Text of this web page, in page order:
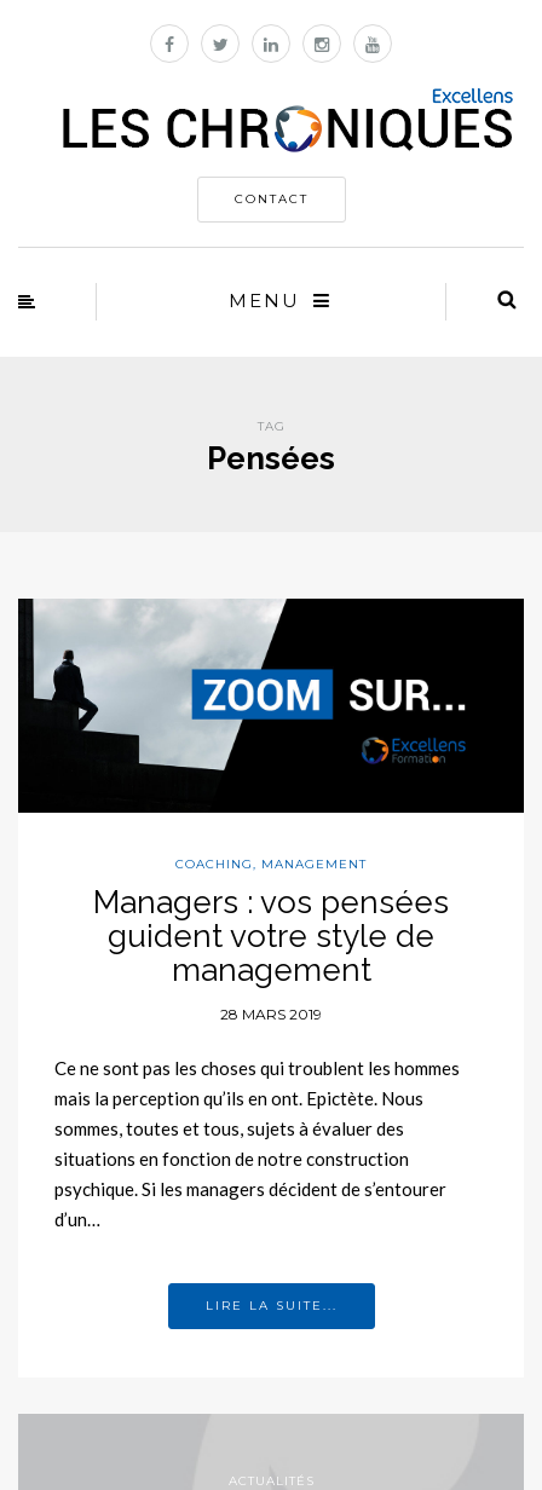
CONTACT
MENU
TAG
Pensées
COACHING, MANAGEMENT
Managers : vos pensées
guident votre style de
management
28 MARS 2019
Ce ne sont pas les choses qui troublent les hommes
mais la perception qu’ils en ont. Epictète. Nous
sommes, toutes et tous, sujets à évaluer des
situations en fonction de notre construction
psychique. Si les managers décident de s’entourer
d’un…
LIRE LA SUITE...
ACTUALITÉS